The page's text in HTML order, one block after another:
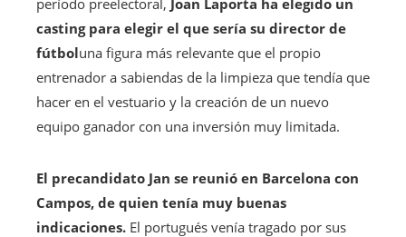
casting para elegir el que sería su director de
fútboluna figura más relevante que el propio
entrenador a sabiendas de la limpieza que tendía que
hacer en el vestuario y la creación de un nuevo
equipo ganador con una inversión muy limitada.
El precandidato Jan se reunió en Barcelona con
Campos, de quien tenía muy buenas
indicaciones. El portugués venía tragado por sus